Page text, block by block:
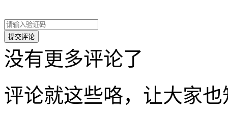
没有更多评论了
评论就这些咯，让大家